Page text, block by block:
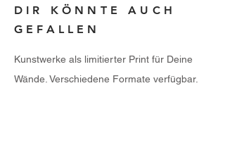
DIR KÖNNTE AUCH
GEFALLEN
Kunstwerke als limitierter Print für Deine
Wände. Verschiedene Formate verfügbar.